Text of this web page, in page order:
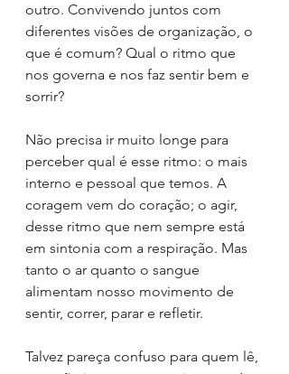
outro. Convivendo juntos com
diferentes visões de organização, o
que é comum? Qual o ritmo que
nos governa e nos faz sentir bem e
sorrir?
Não precisa ir muito longe para
perceber qual é esse ritmo: o mais
interno e pessoal que temos. A
coragem vem do coração; o agir,
desse ritmo que nem sempre está
em sintonia com a respiração. Mas
tanto o ar quanto o sangue
alimentam nosso movimento de
sentir, correr, parar e refletir.
Talvez pareça confuso para quem lê,